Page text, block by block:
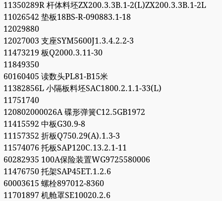
11350289R 杆体料坯ZX200.3.3B.1-2(L)ZX200.3.3B.1-2L
11026542 垫板18BS-R-090883.1-18
12029880
12027003 支座SYM5600J1.3.4.2.2-3
11473219 板Q2000.3.11-30
11849350
60160405 读数头PL81-B15米
11382856L 小隔板料坯SAC1800.2.1.1-33(L)
11751740
120802000026A 碟形弹簧C12.5GB1972
11415592 中板G30.9-8
11157352 折板Q750.29(A).1.3-3
11574076 托板SAP120C.13.2.1-11
60282935 100A保险装置WG9725580006
11476750 托架SAP45ET.1.2.6
60003615 螺栓897012-8360
11701897 机舱罩SE10020.2.6